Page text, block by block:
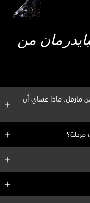
من
مارفل. ماذا عساي أن